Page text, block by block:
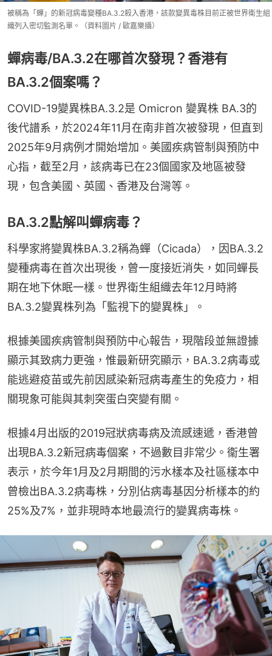
被稱為「蟬」的新冠病毒變種BA.3.2殺入香港，該款變異毒株目前正被世界衛生組
織列入密切監測名單。（資料圖片 / 歐嘉樂攝）
蟬病毒/BA.3.2在哪首次發現？香港有
BA.3.2個案嗎？
COVID-19變異株BA.3.2是 Omicron 變異株 BA.3的
後代譜系，於2024年11月在南非首次被發現，但直到
2025年9月病例才開始增加。美國疾病管制與預防中
心指，截至2月，該病毒已在23個國家及地區被發
現，包含美國、英國、香港及台灣等。
BA.3.2點解叫蟬病毒？
科學家將變異株BA.3.2稱為蟬（Cicada），因BA.3.2
變種病毒在首次出現後，曾一度接近消失，如同蟬長
期在地下休眠一樣。世界衛生組織去年12月時將
BA.3.2變異株列為「監視下的變異株」。
根據美國疾病管制與預防中心報告，現階段並無證據
顯示其致病力更強，惟最新研究顯示，BA.3.2病毒或
能逃避疫苗或先前因感染新冠病毒產生的免疫力，相
關現象可能與其刺突蛋白突變有關。
根據4月出版的2019冠狀病毒病及流感速遞，香港曾
出現BA.3.2新冠病毒個案，不過數目非常少。衞生署
表示，於今年1月及2月期間的污水樣本及社區樣本中
曾檢出BA.3.2病毒株，分別佔病毒基因分析樣本的約
25%及7%，並非現時本地最流行的變異病毒株。